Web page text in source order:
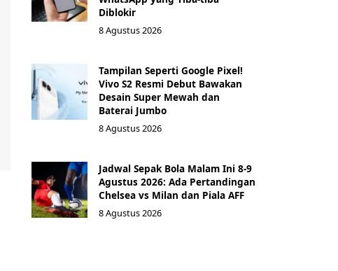
Diblokir
8 Agustus 2026
Tampilan Seperti Google Pixel!
Vivo S2 Resmi Debut Bawakan
Desain Super Mewah dan
Baterai Jumbo
8 Agustus 2026
Jadwal Sepak Bola Malam Ini 8-9
Agustus 2026: Ada Pertandingan
Chelsea vs Milan dan Piala AFF
8 Agustus 2026